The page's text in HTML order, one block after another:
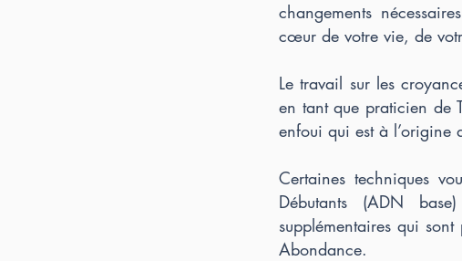
changements
cœur de votre vie, de
Le travail sur les
en tant que praticien de
enfoui qui est à l’origine
Certaines techniques
Débutants (ADN
supplémentaires qui
Abondance.